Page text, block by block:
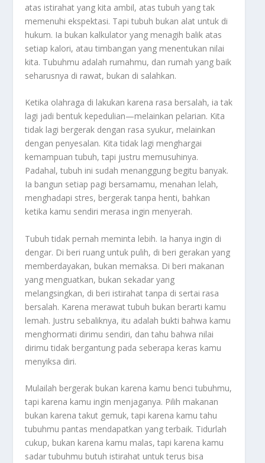
atas istirahat yang kita ambil, atas tubuh yang tak
memenuhi ekspektasi. Tapi tubuh bukan alat untuk di
hukum. Ia bukan kalkulator yang menagih balik atas
setiap kalori, atau timbangan yang menentukan nilai
kita. Tubuhmu adalah rumahmu, dan rumah yang baik
seharusnya di rawat, bukan di salahkan.
Ketika olahraga di lakukan karena rasa bersalah, ia tak
lagi jadi bentuk kepedulian—melainkan pelarian. Kita
tidak lagi bergerak dengan rasa syukur, melainkan
dengan penyesalan. Kita tidak lagi menghargai
kemampuan tubuh, tapi justru memusuhinya.
Padahal, tubuh ini sudah menanggung begitu banyak.
Ia bangun setiap pagi bersamamu, menahan lelah,
menghadapi stres, bergerak tanpa henti, bahkan
ketika kamu sendiri merasa ingin menyerah.
Tubuh tidak pernah meminta lebih. Ia hanya ingin di
dengar. Di beri ruang untuk pulih, di beri gerakan yang
memberdayakan, bukan memaksa. Di beri makanan
yang menguatkan, bukan sekadar yang
melangsingkan, di beri istirahat tanpa di sertai rasa
bersalah. Karena merawat tubuh bukan berarti kamu
lemah. Justru sebaliknya, itu adalah bukti bahwa kamu
menghormati dirimu sendiri, dan tahu bahwa nilai
dirimu tidak bergantung pada seberapa keras kamu
menyiksa diri.
Mulailah bergerak bukan karena kamu benci tubuhmu,
tapi karena kamu ingin menjaganya. Pilih makanan
bukan karena takut gemuk, tapi karena kamu tahu
tubuhmu pantas mendapatkan yang terbaik. Tidurlah
cukup, bukan karena kamu malas, tapi karena kamu
sadar tubuhmu butuh istirahat untuk terus bisa